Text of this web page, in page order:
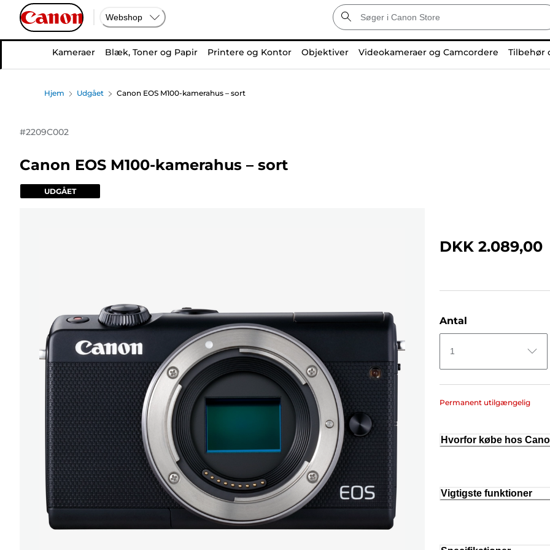
Webshop
Kameraer Blæk, Toner og Papir Printere og Kontor Objektiver Videokameraer og Camcordere Tilbehør
Hjem Udgået Canon EOS M100-kamerahus – sort
#2209C002
Canon EOS M100-kamerahus – sort
UDGÅET
DKK 2.089,00
Antal
1
Permanent utilgængelig
Hvorfor købe hos
Vigtigste funktioner